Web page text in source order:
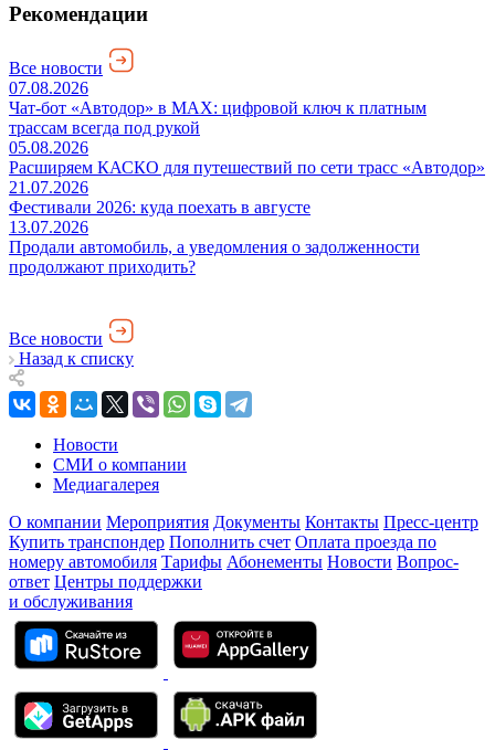
Рекомендации
Все новости
07.08.2026
Чат-бот «Автодор» в MAX: цифровой ключ к платным
трассам всегда под рукой
05.08.2026
Расширяем КАСКО для путешествий по сети трасс «Автодор»
21.07.2026
Фестивали 2026: куда поехать в августе
13.07.2026
Продали автомобиль, а уведомления о задолженности
продолжают приходить?
Все новости
Назад к списку
Новости
СМИ о компании
Медиагалерея
О компании Мероприятия Документы Контакты Пресс-центр
Купить транспондер Пополнить счет Оплата проезда по
номеру автомобиля Тарифы Абонементы Новости Вопрос-
ответ Центры поддержки
и обслуживания